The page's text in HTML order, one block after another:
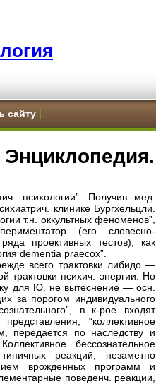
сайту
Энциклопедия.
психологии”. Получив мед.
клинике Бургхельцли.
т.н. оккультных феноменов”,
(его словесно-
проективных тестов); как
dementia praecox”.
всего трактовки либидо —
трактовки психич. энергии. Но
для Ю. не вытеснение — осн.
за порогом индивидуального
в к-рое входят
“коллективное
передается по наследству и
бессознательное
реакций, незаметно
врожденных программ и
поведенч. реакции,